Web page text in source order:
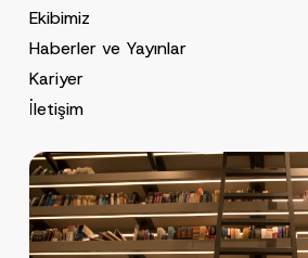
Ekibimiz
Haberler ve Yayınlar
Kariyer
İletişim